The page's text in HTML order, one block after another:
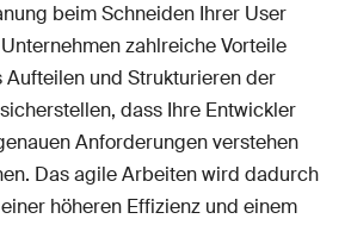
beim Schneiden Ihrer User
zahlreiche Vorteile
und Strukturieren der
dass Ihre Entwickler
Anforderungen verstehen
Das agile Arbeiten wird dadurch
höheren Effizienz und einem